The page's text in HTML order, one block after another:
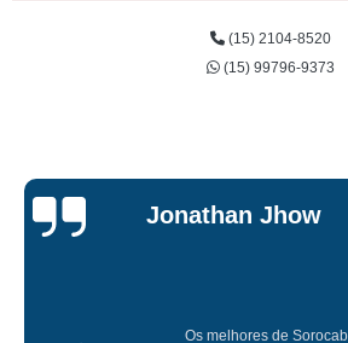
(15) 2104-8520
(15) 99796-9373
Jhow